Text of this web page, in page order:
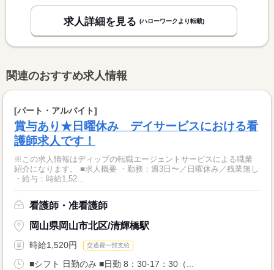
求人詳細を見る (ハローワークより転載)
関連のおすすめ求人情報
[パート・アルバイト]
賞与あり★日曜休み デイサービスにおける看
護師求人です！
※この求人情報はディップの転職エージェントサービスによる職業
紹介になります。 ■求人概要 ・勤務：週3日〜／日曜休み／残業無し
・給与：時給1,52...
看護師・准看護師
岡山県岡山市北区/清輝橋駅
時給1,520円 交通費一部支給
■シフト 日勤のみ ■日勤 8：30-17：30（...